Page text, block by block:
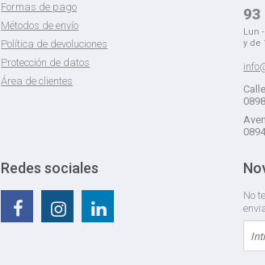
Formas de pago
Métodos de envío
Política de devoluciones
Protección de datos
Área de clientes
93
Lun
y de
Redes sociales
No